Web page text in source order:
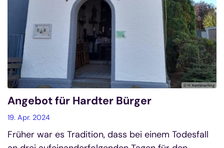
© H. Kemmerling
Angebot für Hardter Bürger
19. Apr. 2024
Früher war es Tradition, dass bei einem Todesfall